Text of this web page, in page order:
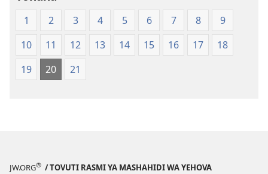
Tafsiri
ya
Ulimwengu
Mpya
1 2 3 4 5 6 7 8
9
10
11 12 13 14 15 16 17
18
19
20 21
JW.ORG® / TOVUTI RASMI YA MASHAHIDI WA YEHOVA